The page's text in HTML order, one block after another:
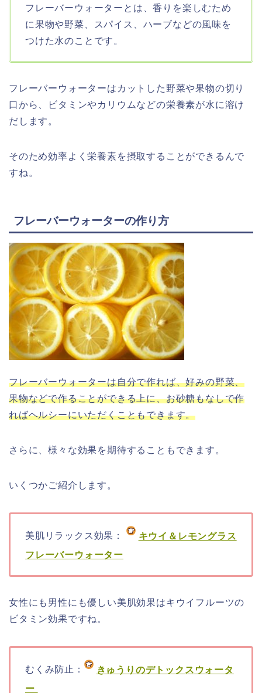
フレーバーウォーターとは、香りを楽しむため
に果物や野菜、スパイス、ハーブなどの風味を
つけた水のことです。
フレーバーウォーターはカットした野菜や果物の切り
口から、ビタミンやカリウムなどの栄養素が水に溶け
だします。
そのため効率よく栄養素を摂取することができるんで
すね。
フレーバーウォーターの作り方
フレーバーウォーターは自分で作れば、好みの野菜、
果物などで作ることができる上に、お砂糖もなしで作
ればヘルシーにいただくこともできます。
さらに、様々な効果を期待することもできます。
いくつかご紹介します。
美肌リラックス効果：
キウイ＆レモングラス
フレーバーウォーター
女性にも男性にも優しい美肌効果はキウイフルーツの
ビタミン効果ですね。
むくみ防止：
きゅうりのデトックスウォータ
ー